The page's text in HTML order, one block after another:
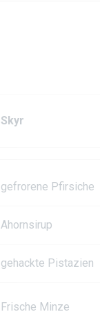
Skyr
gefrorene Pfirsiche
Ahornsirup
gehackte Pistazien
Frische Minze